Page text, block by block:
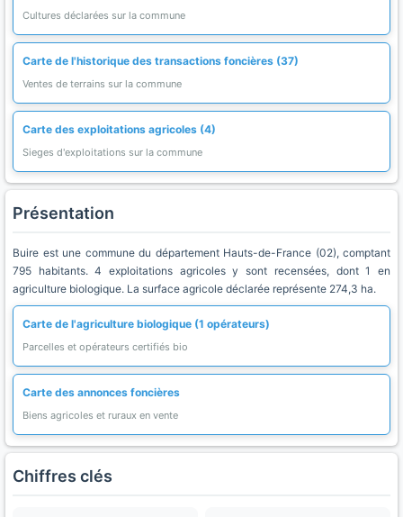
Cultures déclarées sur la commune
Carte de l'historique des transactions foncières (37)
Ventes de terrains sur la commune
Carte des exploitations agricoles (4)
Sieges d'exploitations sur la commune
Présentation
Buire est une commune du département Hauts-de-France (02), comptant
795 habitants. 4 exploitations agricoles y sont recensées, dont 1 en
agriculture biologique. La surface agricole déclarée représente 274,3 ha.
Carte de l'agriculture biologique (1 opérateurs)
Parcelles et opérateurs certifiés bio
Carte des annonces foncières
Biens agricoles et ruraux en vente
Chiffres clés